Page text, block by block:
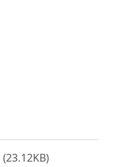
(23.12KB)